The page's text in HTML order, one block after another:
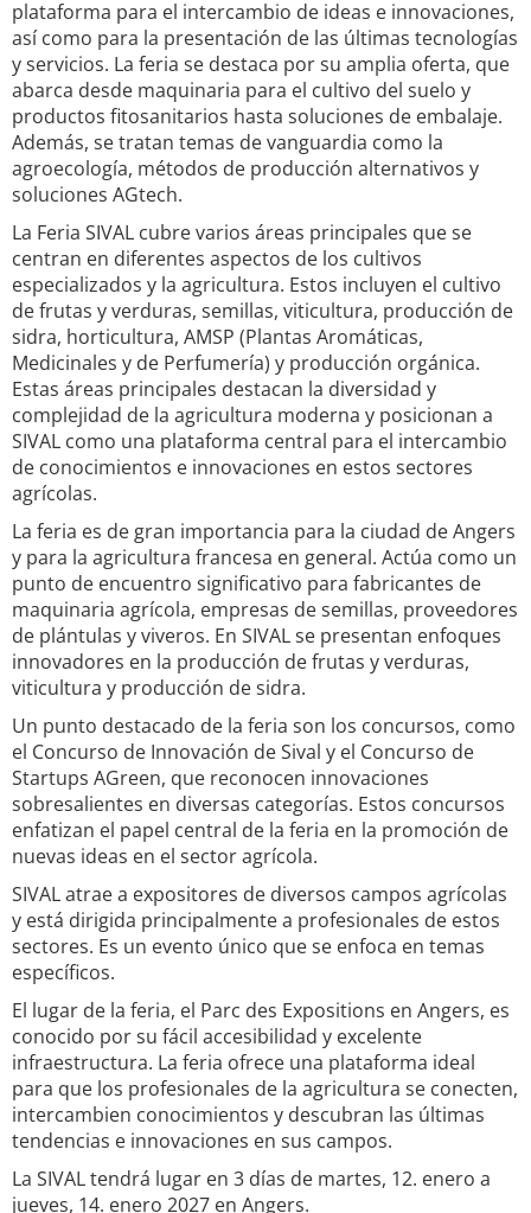
plataforma para el intercambio de ideas e innovaciones,
así como para la presentación de las últimas tecnologías
y servicios. La feria se destaca por su amplia oferta, que
abarca desde maquinaria para el cultivo del suelo y
productos fitosanitarios hasta soluciones de embalaje.
Además, se tratan temas de vanguardia como la
agroecología, métodos de producción alternativos y
soluciones AGtech.
La Feria SIVAL cubre varios áreas principales que se
centran en diferentes aspectos de los cultivos
especializados y la agricultura. Estos incluyen el cultivo
de frutas y verduras, semillas, viticultura, producción de
sidra, horticultura, AMSP (Plantas Aromáticas,
Medicinales y de Perfumería) y producción orgánica.
Estas áreas principales destacan la diversidad y
complejidad de la agricultura moderna y posicionan a
SIVAL como una plataforma central para el intercambio
de conocimientos e innovaciones en estos sectores
agrícolas.
La feria es de gran importancia para la ciudad de Angers
y para la agricultura francesa en general. Actúa como un
punto de encuentro significativo para fabricantes de
maquinaria agrícola, empresas de semillas, proveedores
de plántulas y viveros. En SIVAL se presentan enfoques
innovadores en la producción de frutas y verduras,
viticultura y producción de sidra.
Un punto destacado de la feria son los concursos, como
el Concurso de Innovación de Sival y el Concurso de
Startups AGreen, que reconocen innovaciones
sobresalientes en diversas categorías. Estos concursos
enfatizan el papel central de la feria en la promoción de
nuevas ideas en el sector agrícola.
SIVAL atrae a expositores de diversos campos agrícolas
y está dirigida principalmente a profesionales de estos
sectores. Es un evento único que se enfoca en temas
específicos.
El lugar de la feria, el Parc des Expositions en Angers, es
conocido por su fácil accesibilidad y excelente
infraestructura. La feria ofrece una plataforma ideal
para que los profesionales de la agricultura se conecten,
intercambien conocimientos y descubran las últimas
tendencias e innovaciones en sus campos.
La SIVAL tendrá lugar en 3 días de martes, 12. enero a
jueves, 14. enero 2027 en Angers.